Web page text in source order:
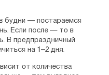
будни — постараемся
Если после — то в
В предпраздничный
на 1–2 дня.
от количества